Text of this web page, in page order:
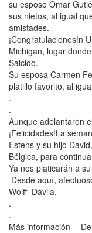
su esposo Omar
sus nietos, al igual
amistades.
¡Congratulaciones!n
Michigan, lugar
Salcido.
Su esposa Carmen
platillo favorito, al
.
.
Aunque adelantaron
¡Felicidades!La
Estens y su hijo
Bélgica, para
Ya nos platicarán a
Desde aquí,
Wolff Dávila.
.
.
Más información --